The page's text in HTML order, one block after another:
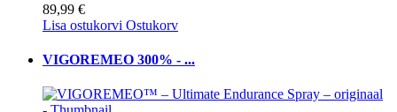
89,99 €
Lisa ostukorvi Ostukorv
VIGOREMEO 300% - ...